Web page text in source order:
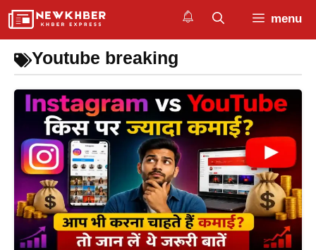
Skip
menu
Youtube breaking